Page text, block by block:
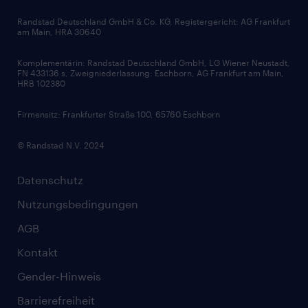
Zertifikate und Auszeichnungen
Bewerbungsratgeber
Soft Skills
Skills
Datenschutz
Nutzungsbedingungen
AGB
Kontakt
Gender-Hinweis
Barrierefreiheit
Randstad Deutschland GmbH & Co. KG, Registergericht: AG Frankfurt
am Main, HRA 30640
Komplementärin: Randstad Deutschland GmbH, LG Wiener Neustadt,
FN 433136 s, Zweigniederlassung: Eschborn, AG Frankfurt am Main,
HRB 102380
Firmensitz: Frankfurter Straße 100, 65760 Eschborn
© Randstad N.V. 2024